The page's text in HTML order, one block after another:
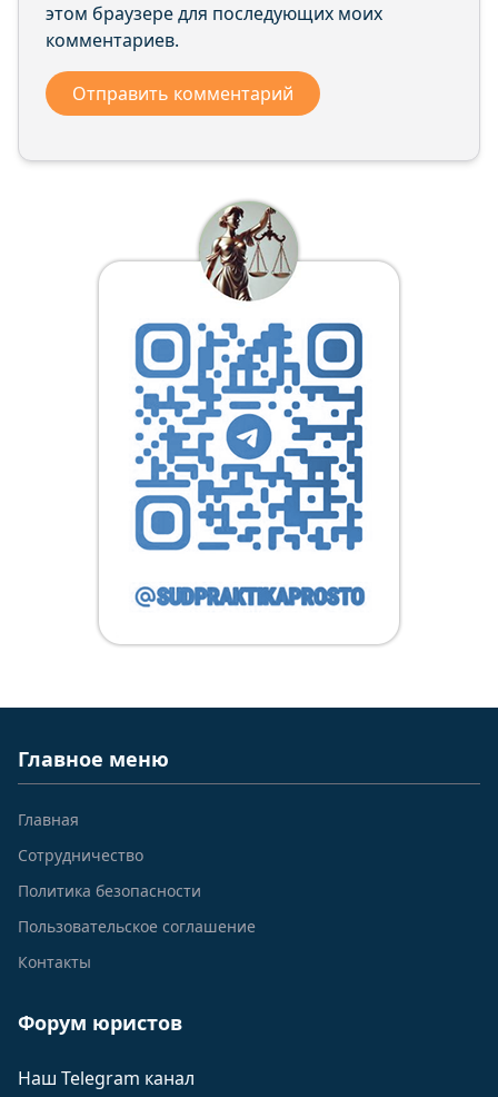
этом браузере для последующих моих
комментариев.
Главное меню
Главная
Сотрудничество
Политика безопасности
Пользовательское соглашение
Контакты
Форум юристов
Наш Telegram канал